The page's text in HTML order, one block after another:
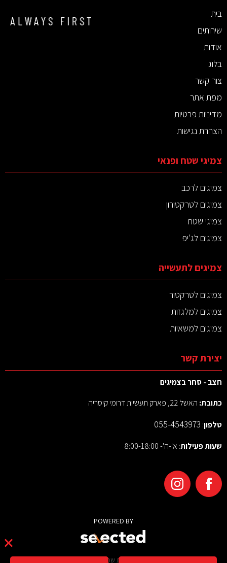
בית
שירותים
אודות
בלוג
צור קשר
מפת אתר
מדיניות פרטיות
הצהרת נגישות
צמיגי שטח ופנאי
צמיגים לרכב
צמיגים לטרקטורון
צמיגי שטח
צמיגים לג'יפ
צמיגים לתעשייה
צמיגים לטרקטור
צמיגים למלגזות
צמיגים למשאיות
יצירת קשר
חצב - סחר בצמיגים
כתובת: האשל 22, פארק תעשיות דרומי קיסריה
טלפון:
055-4543973
שעות פעילות: א'-ה'- 8:00-18:00
POWERED BY